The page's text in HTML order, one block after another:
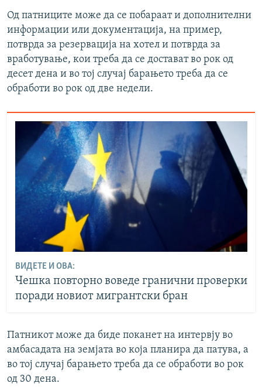
Од патниците може да се побараат и дополнителни
информации или документација, на пример,
потврда за резервација на хотел и потврда за
вработување, кои треба да се достават во рок од
десет дена и во тој случај барањето треба да се
обработи во рок од две недели.
ВИДЕТЕ И ОВА:
Чешка повторно воведe гранични проверки
поради новиот мигрантски бран
Патникот може да биде поканет на интервју во
амбасадата на земјата во која планира да патува, а
во тој случај барањето треба да се обработи во рок
од 30 дена.